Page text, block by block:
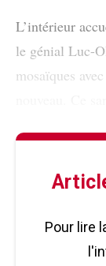
L’intérieur
le génial Luc-
mosaïques
Pour lire